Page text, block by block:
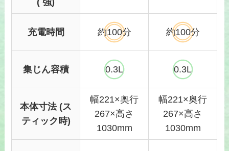
( 強)
充電時間 約100分 約100分
集じん容積 0.3L 0.3L
本体寸法 (ス
ティック時)
幅221×奥行
267×高さ
1030mm
幅221×奥行
267×高さ
1030mm